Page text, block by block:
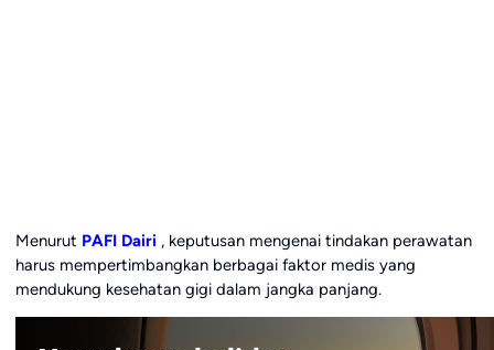
Menurut PAFI Dairi , keputusan mengenai tindakan perawatan
harus mempertimbangkan berbagai faktor medis yang
mendukung kesehatan gigi dalam jangka panjang.